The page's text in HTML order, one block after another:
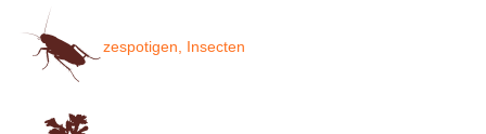
zespotigen, Insecten